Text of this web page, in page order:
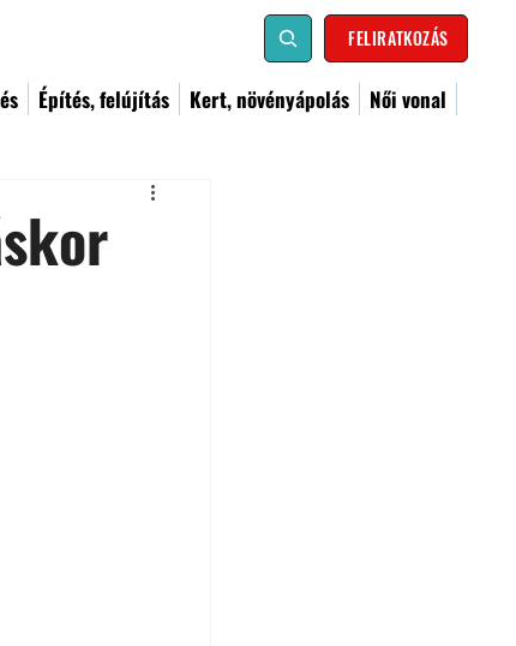
FELIRATKOZÁS
Építés, felújítás Kert, növényápolás
Női vonal